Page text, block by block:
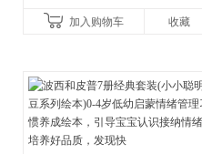
加入购物车 收藏